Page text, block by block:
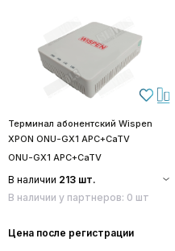
Терминал абонентский Wispen
XPON ONU-GX1 APC+CaTV
ONU-GX1 APC+CaTV
В наличии 213 шт.
В наличии у партнеров: 0 шт
Цена после регистрации